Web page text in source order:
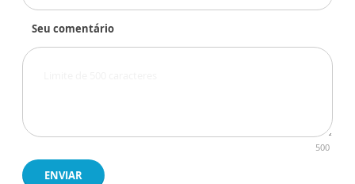
Seu comentário
500
ENVIAR